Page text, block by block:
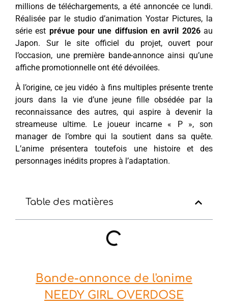
millions de téléchargements, a été annoncée ce lundi.
Réalisée par le studio d’animation Yostar Pictures, la
série est prévue pour une diffusion en avril 2026au
Japon. Sur le site officiel du projet, ouvert pour
l’occasion, une première bande-annonce ainsi qu’une
affiche promotionnelle ont été dévoilées.
À l’origine, ce jeu vidéo à fins multiples présente trente
jours dans la vie d’une jeune fille obsédée par la
reconnaissance des autres, qui aspire à devenir la
streameuse ultime. Le joueur incarne « P », son
manager de l’ombre qui la soutient dans sa quête.
L’anime présentera toutefois une histoire et des
personnages inédits propres à l’adaptation.
Table des matières
Bande-annonce de l'anime
NEEDY GIRL OVERDOSE